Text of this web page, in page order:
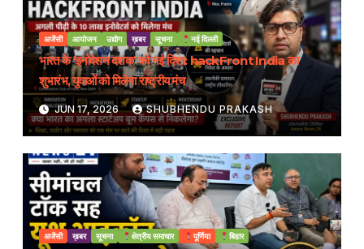
अजेंसी आयोजन उद्योग ख़बर सूचना नई दिल्ली
भारत के ‘इनोवेशन दशक’ को नई दिशा: hackFront India का
शुभारंभ, युवाओं को मिलेगा राष्ट्रीय मंच
JUN 17, 2026 SHUBHENDU PRAKASH
अजेंसी ख़बर सूचना क्षेत्रीय समाचार पूर्णिया बिहार